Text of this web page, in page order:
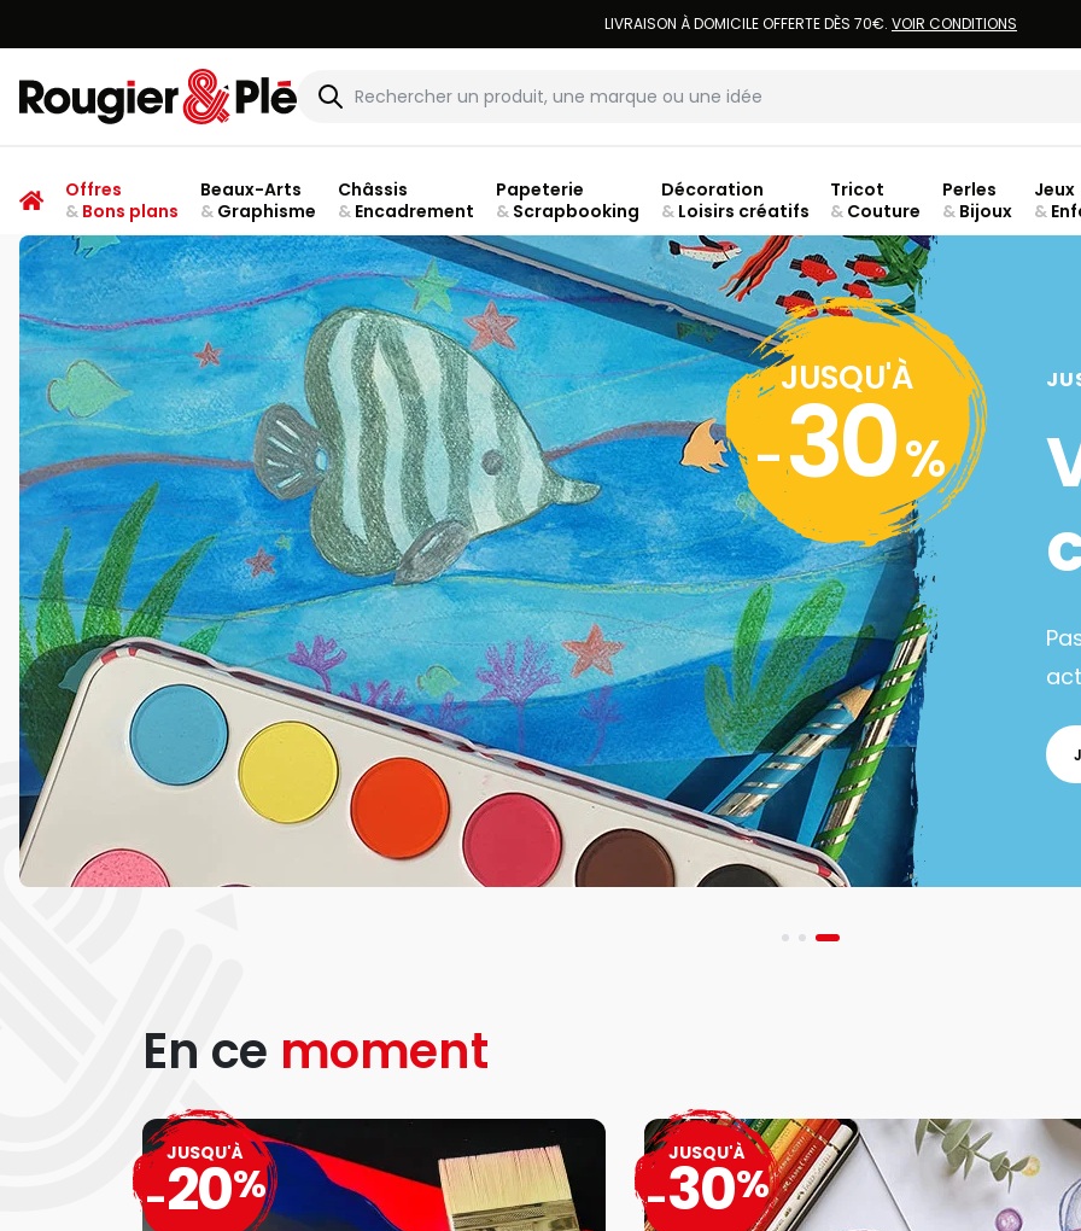
LIVRAISON À DOMICILE OFFERTE DÈS 70€. VOIR CONDITIONS
Rougier & Plé
Offres
&Bons plans
Beaux-Arts
&Graphisme
Châssis
&Encadrement
Papeterie
&Scrapbooking
Décoration
&Loisirs créatifs
Tricot
& Couture
Perles
& Bijoux
Jeux
&
JUSQU'À
-30%
En ce moment
JUSQU'À
-20%
JUSQU'À
-30%